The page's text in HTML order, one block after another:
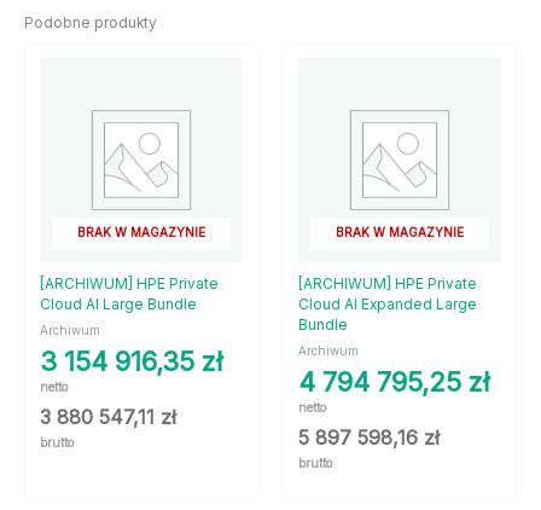
Podobne produkty
BRAK W MAGAZYNIE
[ARCHIWUM] HPE Private
Cloud AI Large Bundle
Archiwum
3 154 916,35 zł
netto
3 880 547,11 zł
brutto
BRAK W MAGAZYNIE
[ARCHIWUM] HPE Private
Cloud AI Expanded Large
Bundle
Archiwum
4 794 795,25 zł
netto
5 897 598,16 zł
brutto